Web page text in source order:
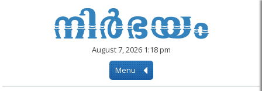
August 7, 2026 1:18 pm
Menu